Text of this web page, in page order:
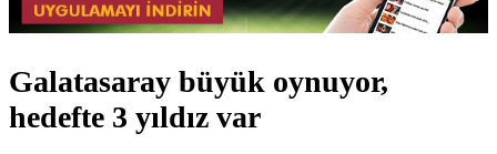
Galatasaray büyük oynuyor,
hedefte 3 yıldız var